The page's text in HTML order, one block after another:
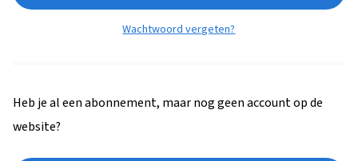
Wachtwoord vergeten?
Heb je al een abonnement, maar nog geen account op de
website?